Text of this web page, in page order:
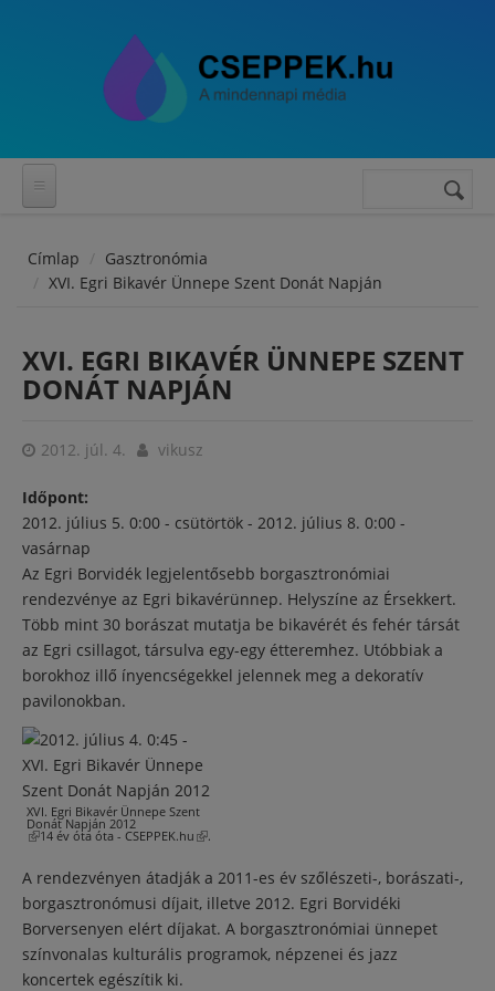
Keresés
Címlap
Gasztronómia
XVI. Egri Bikavér Ünnepe Szent Donát Napján
XVI. EGRI BIKAVÉR ÜNNEPE SZENT
DONÁT NAPJÁN
2012. júl. 4. vikusz
Időpont:
2012. július 5. 0:00 - csütörtök - 2012. július 8. 0:00 -
vasárnap
Az Egri Borvidék legjelentősebb borgasztronómiai
rendezvénye az Egri bikavérünnep. Helyszíne az Érsekkert.
Több mint 30 borászat mutatja be bikavérét és fehér társát
az Egri csillagot, társulva egy-egy étteremhez. Utóbbiak a
borokhoz illő ínyencségekkel jelennek meg a dekoratív
pavilonokban.
XVI. Egri Bikavér Ünnepe Szent
Donát Napján 2012
(külső hivatkozás)
14 év óta óta - CSEPPEK.hu (külső
.
A rendezvényen átadják a 2011-es év szőlészeti-, borászati-,
borgasztronómusi díjait, illetve 2012. Egri Borvidéki
Borversenyen elért díjakat. A borgasztronómiai ünnepet
színvonalas kulturális programok, népzenei és jazz
koncertek egészítik ki.